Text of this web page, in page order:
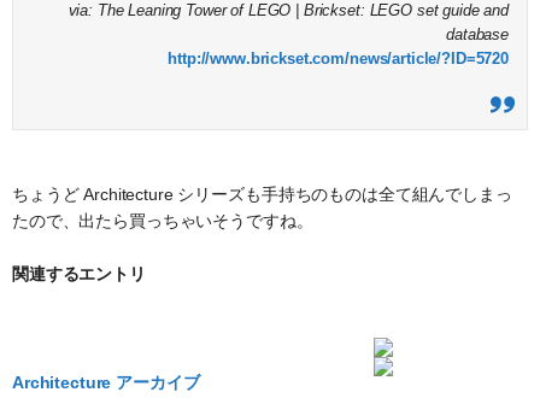
via: The Leaning Tower of LEGO | Brickset: LEGO set guide and
database
http://www.brickset.com/news/article/?ID=5720
ちょうど Architecture シリーズも手持ちのものは全て組んでしまっ
たので、出たら買っちゃいそうですね。
関連するエントリ
Architecture アーカイブ